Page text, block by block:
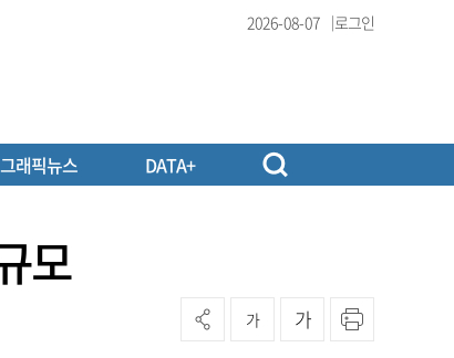
2026-08-07 로그인
그래픽뉴스 DATA+
모
가 가